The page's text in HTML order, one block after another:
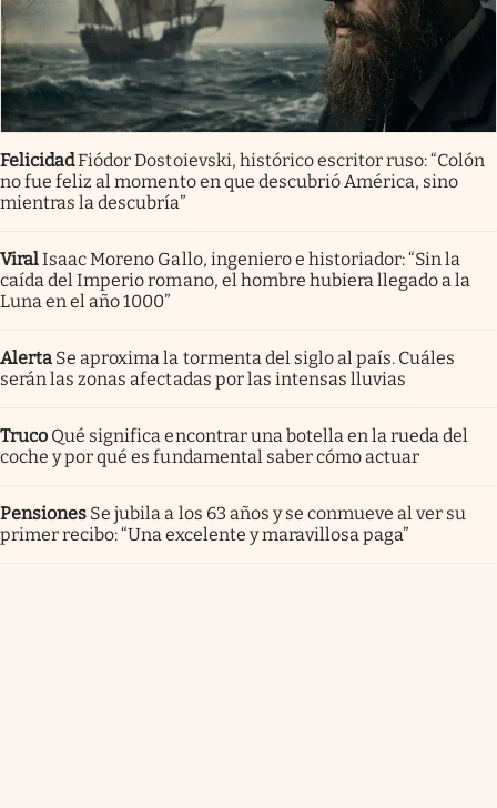
FelicidadFiódor Dostoievski, histórico escritor ruso: “Colón
no fue feliz al momento en que descubrió América, sino
mientras la descubría”
ViralIsaac Moreno Gallo, ingeniero e historiador: “Sin la
caída del Imperio romano, el hombre hubiera llegado a la
Luna en el año 1000”
Alerta Se aproxima la tormenta del siglo al país. Cuáles
serán las zonas afectadas por las intensas lluvias
Truco Qué significa encontrar una botella en la rueda del
coche y por qué es fundamental saber cómo actuar
Pensiones Se jubila a los 63 años y se conmueve al ver su
primer recibo: “Una excelente y maravillosa paga”